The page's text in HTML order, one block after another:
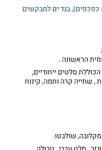
כפכפים), בגד ים למבקשים
הראשונה .
סלטים ייחודיים,
, שתייה קרה וחמה, קינוח
שולבטו.